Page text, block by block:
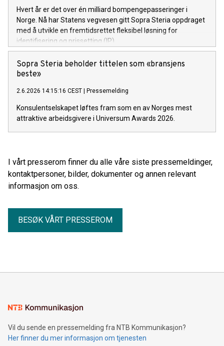
Hvert år er det over én milliard bompengepasseringer i
Norge. Nå har Statens vegvesen gitt Sopra Steria oppdraget
med å utvikle en fremtidsrettet fleksibel løsning for
identifisering og prissetting (IP).
Sopra Steria beholder tittelen som «bransjens
beste»
2.6.2026 14:15:16 CEST | Pressemelding
Konsulentselskapet løftes fram som en av Norges mest
attraktive arbeidsgivere i Universum Awards 2026.
I vårt presserom finner du alle våre siste pressemeldinger,
kontaktpersoner, bilder, dokumenter og annen relevant
informasjon om oss.
BESØK VÅRT PRESSEROM
Vil du sende en pressemelding fra NTB Kommunikasjon?
Her finner du mer informasjon om tjenesten